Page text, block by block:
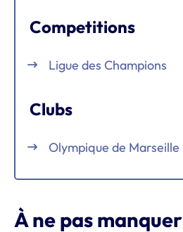
Competitions
Ligue des Champions
Clubs
Olympique de Marseille
À ne pas manquer